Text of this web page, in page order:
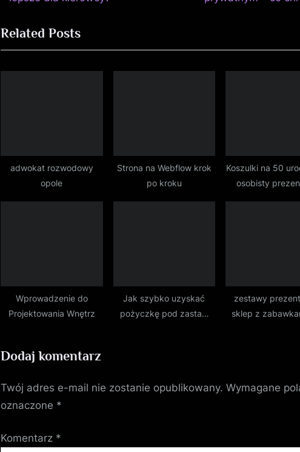
v
i
s
t
P
Related Posts
adwokat rozwodowy
opole
Strona na Webflow krok
po kroku
Koszulki na 50
osobisty
Wprowadzenie do
Projektowania Wnętrz
Jak szybko uzyskać
pożyczkę pod zastaw
zestawy
sklep z
Dodaj komentarz
Twój adres e-mail nie zostanie opublikowany. Wymagane
oznaczone *
Komentarz *